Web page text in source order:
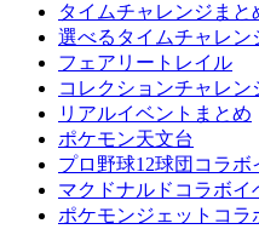
タイムチャレンジまと
選べるタイムチャレン
フェアリートレイル
コレクションチャレン
リアルイベントまとめ
ポケモン天文台
プロ野球12球団コラボ
マクドナルドコラボイ
ポケモンジェットコラ